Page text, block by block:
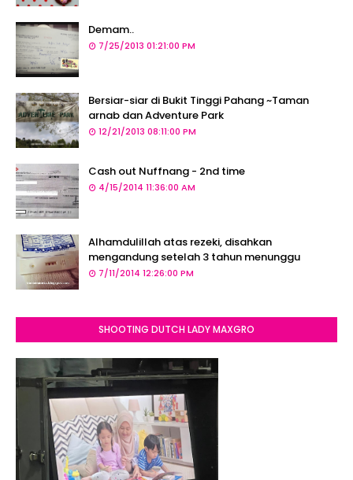
Demam..
7/25/2013 01:21:00 PM
Bersiar-siar di Bukit Tinggi Pahang ~Taman
arnab dan Adventure Park
12/21/2013 08:11:00 PM
Cash out Nuffnang - 2nd time
4/15/2014 11:36:00 AM
Alhamdulillah atas rezeki, disahkan
mengandung setelah 3 tahun menunggu
7/11/2014 12:26:00 PM
SHOOTING DUTCH LADY MAXGRO